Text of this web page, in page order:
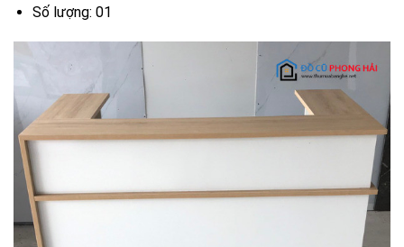
Số lượng: 01